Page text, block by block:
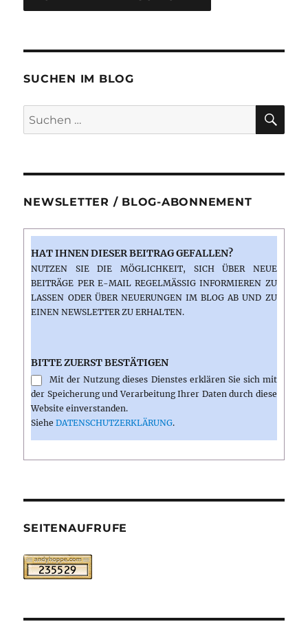
SUCHEN IM BLOG
Suchen
nach:
NEWSLETTER / BLOG-ABONNEMENT
HAT IHNEN DIESER BEITRAG GEFALLEN?
NUTZEN SIE DIE MÖGLICHKEIT, SICH ÜBER NEUE
BEITRÄGE PER E-MAIL REGELMÄSSIG INFORMIEREN ZU L
ASSEN ODER ÜBER NEUERUNGEN IM BLOG AB UND ZU E
INEN NEWSLETTER ZU ERHALTEN.
BITTE ZUERST BESTÄTIGEN
Mit der Nutzung dieses Dienstes erklären Sie sich mit
der Speicherung und Verarbeitung Ihrer Daten durch diese
Website einverstanden.
SieheDATENSCHUTZERKLÄRUNG.
SEITENAUFRUFE